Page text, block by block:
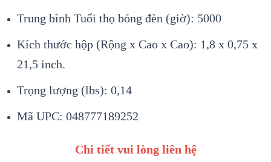
Trung bình Tuổi thọ bóng đèn (giờ): 5000
Kích thước hộp (Rộng x Cao x Cao): 1,8 x 0,75 x
21,5 inch.
Trọng lượng (lbs): 0,14
Mã UPC: 048777189252
Chi tiết vui lòng liên hệ